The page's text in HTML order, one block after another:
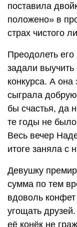
поставила
положено» в
страх чистого
Преодолеть
задали выучить
конкурса. А
сыграла
бы счастья, да
те годы не
Весь вечер
итоге заняла с
Девушку
сумма по тем
вдоволь
угощать
её конёк не